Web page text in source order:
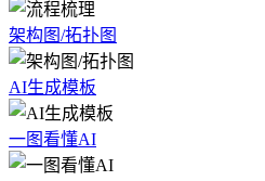
架构图/拓扑图
AI生成模板
一图看懂AI